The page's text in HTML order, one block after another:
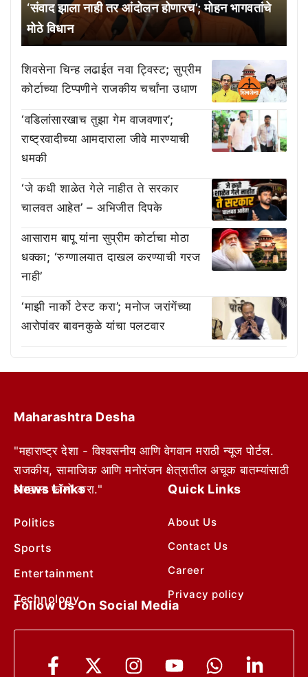
‘संवाद झाला नाही तर आंदोलन होणारच’; मोहन भागवतांचे
मोठे विधान
शिवसेना चिन्ह लढाईत नवा ट्विस्ट; सुप्रीम
कोर्टाच्या टिप्पणीने राजकीय चर्चांना उधाण
‘वडिलांसारखाच तुझा गेम वाजवणार’;
राष्ट्रवादीच्या आमदाराला जीवे मारण्याची
धमकी
‘जे कधी शाळेत गेले नाहीत ते सरकार
चालवत आहेत’ – अभिजीत दिपके
आसाराम बापू यांना सुप्रीम कोर्टाचा मोठा
धक्का; ‘रुग्णालयात दाखल करण्याची गरज
नाही’
‘माझी नार्को टेस्ट करा’; मनोज जरांगेंच्या
आरोपांवर बावनकुळे यांचा पलटवार
Maharashtra Desha
"महाराष्ट्र देशा - विश्वसनीय आणि वेगवान मराठी न्यूज पोर्टल.
राजकीय, सामाजिक आणि मनोरंजन क्षेत्रातील अचूक बातम्यांसाठी
आम्हाला फॉलो करा."
News Links
Politics
Sports
Entertainment
Technology
Quick Links
About Us
Contact Us
Career
Privacy policy
Follow Us On Social Media